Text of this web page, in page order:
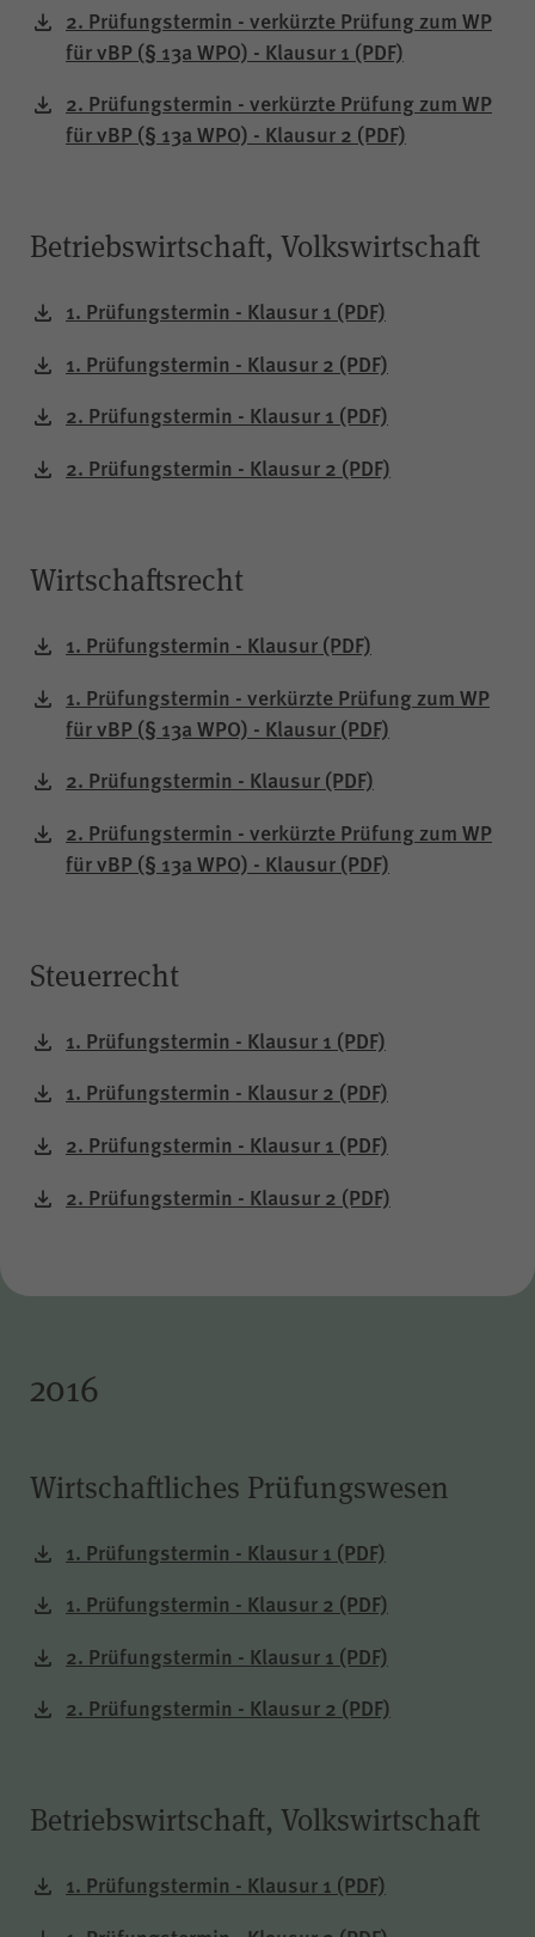
2. Prüfungstermin - verkürzte Prüfung zum WP
für vBP (§ 13a WPO) - Klausur 1 (PDF)
2. Prüfungstermin - verkürzte Prüfung zum WP
für vBP (§ 13a WPO) - Klausur 2 (PDF)
Betriebswirtschaft, Volkswirtschaft
1. Prüfungstermin - Klausur 1 (PDF)
1. Prüfungstermin - Klausur 2 (PDF)
2. Prüfungstermin - Klausur 1 (PDF)
2. Prüfungstermin - Klausur 2 (PDF)
Wirtschaftsrecht
1. Prüfungstermin - Klausur (PDF)
1. Prüfungstermin - verkürzte Prüfung zum WP
für vBP (§ 13a WPO) - Klausur (PDF)
2. Prüfungstermin - Klausur (PDF)
2. Prüfungstermin - verkürzte Prüfung zum WP
für vBP (§ 13a WPO) - Klausur (PDF)
Steuerrecht
1. Prüfungstermin - Klausur 1 (PDF)
1. Prüfungstermin - Klausur 2 (PDF)
2. Prüfungstermin - Klausur 1 (PDF)
2. Prüfungstermin - Klausur 2 (PDF)
2016
Wirtschaftliches Prüfungswesen
1. Prüfungstermin - Klausur 1 (PDF)
1. Prüfungstermin - Klausur 2 (PDF)
2. Prüfungstermin - Klausur 1 (PDF)
2. Prüfungstermin - Klausur 2 (PDF)
Betriebswirtschaft, Volkswirtschaft
1. Prüfungstermin - Klausur 1 (PDF)
Anbieter WPK
Laufzeit Sitzungsende
WPK“:
Informationen eines Besuchers
zur Gewährleistung der
des Mitgliederbereichs.
Laufzeit 60 Sekunden
Zweck
passwortgeschützten
Mitgliederbereich „Meine
WPK“:
Speichern und Wiederherstellen